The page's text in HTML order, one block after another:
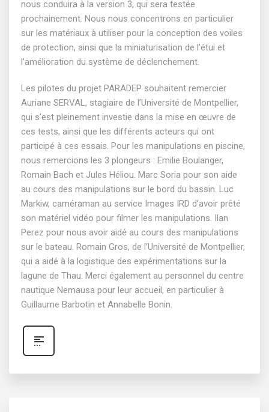
nous conduira à la version 3, qui sera testée
prochainement. Nous nous concentrons en particulier
sur les matériaux à utiliser pour la conception des voiles
de protection, ainsi que la miniaturisation de l’étui et
l’amélioration du système de déclenchement.
Les pilotes du projet PARADEP souhaitent remercier
Auriane SERVAL, stagiaire de l’Université de Montpellier,
qui s’est pleinement investie dans la mise en œuvre de
ces tests, ainsi que les différents acteurs qui ont
participé à ces essais. Pour les manipulations en piscine,
nous remercions les 3 plongeurs : Emilie Boulanger,
Romain Bach et Jules Héliou. Marc Soria pour son aide
au cours des manipulations sur le bord du bassin. Luc
Markiw, caméraman au service Images IRD d’avoir prêté
son matériel vidéo pour filmer les manipulations. Ilan
Perez pour nous avoir aidé au cours des manipulations
sur le bateau. Romain Gros, de l’Université de Montpellier,
qui a aidé à la logistique des expérimentations sur la
lagune de Thau. Merci également au personnel du centre
nautique Nemausa pour leur accueil, en particulier à
Guillaume Barbotin et Annabelle Bonin.